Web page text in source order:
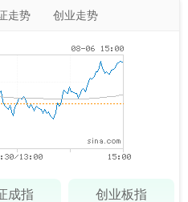
走势 创业走势
成指 创业板指